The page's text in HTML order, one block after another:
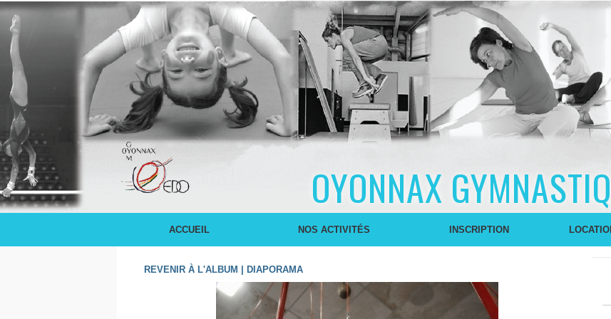
OYONNAX
ACCUEIL NOS ACTIVITÉS INSCRIPTION
REVENIR À L'ALBUM DIAPORAMA